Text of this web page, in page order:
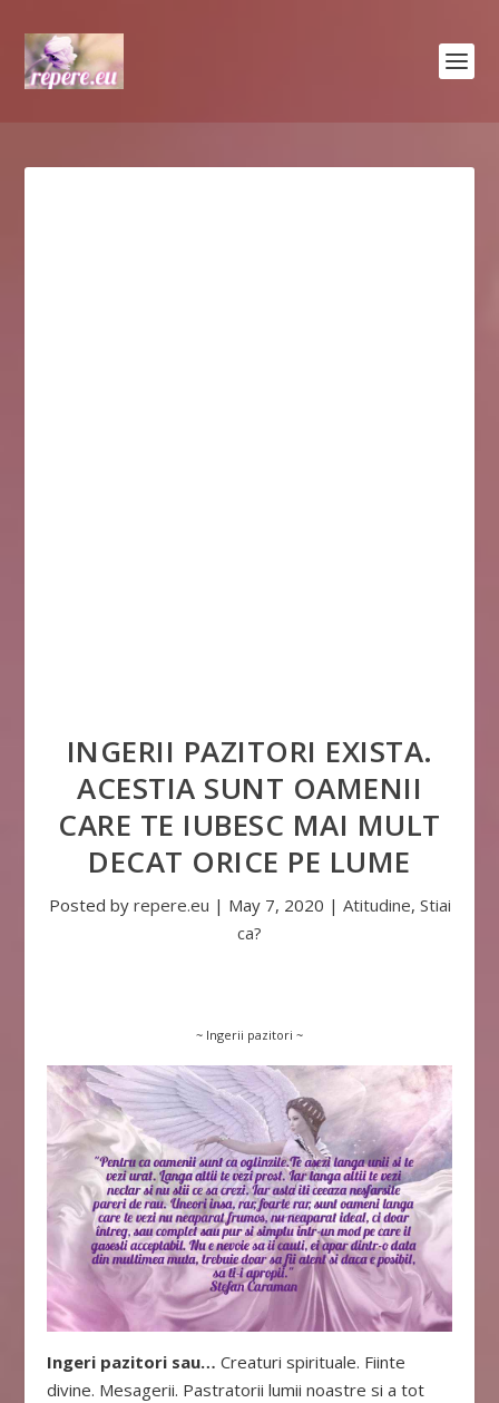
INGERII PAZITORI EXISTA.
ACESTIA SUNT OAMENII
CARE TE IUBESC MAI MULT
DECAT ORICE PE LUME
Posted by repere.eu | May 7, 2020 | Atitudine, Stiai
ca?
~ Ingerii pazitori ~
Ingeri pazitori sau… Creaturi spirituale. Fiinte
divine. Mesagerii. Pastratorii lumii noastre si a tot